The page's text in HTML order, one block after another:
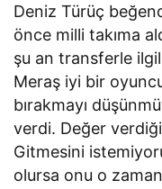
Deniz Türüç
önce milli takıma
şu an transferle
Meraş iyi bir
bırakmayı
verdi. Değer
Gitmesini
olursa onu o